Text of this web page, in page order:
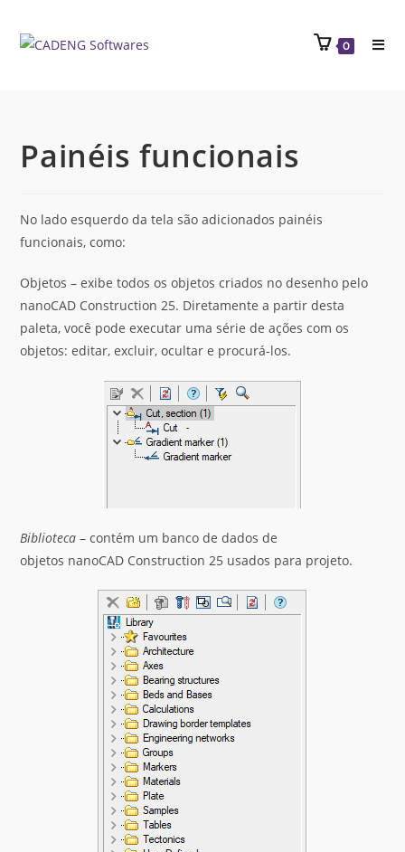
0
Painéis funcionais
No lado esquerdo da tela são adicionados painéis
funcionais, como:
Objetos – exibe todos os objetos criados no desenho pelo
nanoCAD Construction 25. Diretamente a partir desta
paleta, você pode executar uma série de ações com os
objetos: editar, excluir, ocultar e procurá-los.
Biblioteca – contém um banco de dados de
objetos nanoCAD Construction 25 usados ​​para projeto.